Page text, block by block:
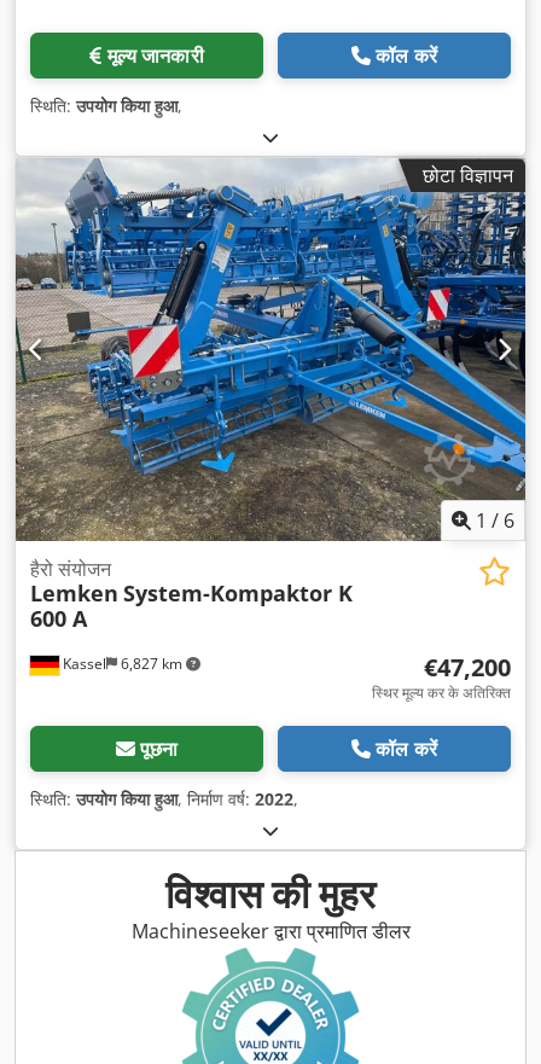
मूल्य जानकारी कॉल करें
स्थिति:उपयोग किया हुआ,
छोटा विज्ञापन
1 / 6
Kassel 6,827 km
हैरो संयोजन
Lemken System-Kompaktor K
600 A
€47,200
स्थिर मूल्य कर के अतिरिक्त
पूछना कॉल करें
स्थिति:उपयोग किया हुआ, निर्माण वर्ष: 2022,
विश्वास की मुहर
Machineseeker द्वारा प्रमाणित डीलर